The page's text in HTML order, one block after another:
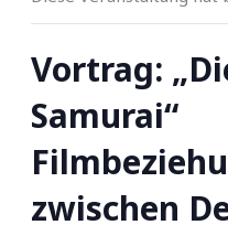
Vortrag:
Samurai“
zwischen